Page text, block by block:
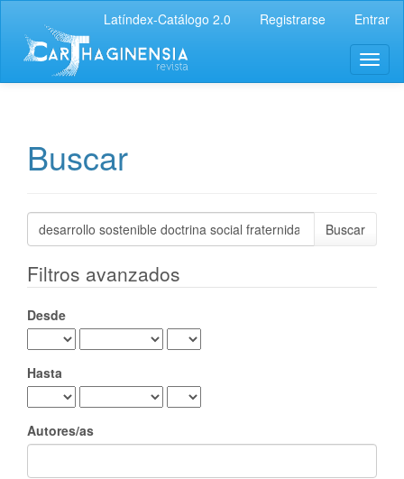
principal
Contenido
principal
Barra
Latíndex-Catálogo 2.0 Registrarse Entrar
Buscar
Buscar
artículos
Filtros avanzados
Desde
Hasta
Autores/as